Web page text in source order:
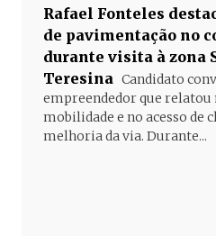
Rafael Fonteles
de pavimentação no
durante visita à zona
Teresina Candidato
empreendedor que relatou
mobilidade e no acesso de
melhoria da via. Durante...